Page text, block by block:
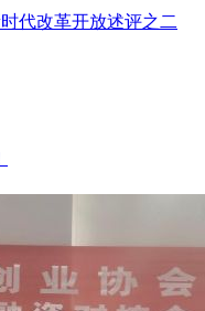
代改革开放述评之二